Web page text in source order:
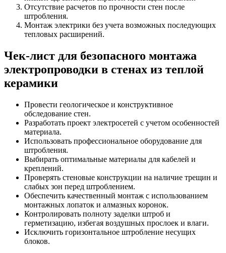
Отсутствие расчетов по прочности стен после
штробления.
Монтаж электрики без учета возможных последующих
тепловых расширений.
Чек-лист для безопасного монтажа
электропроводки в стенах из теплой
керамики
Провести геологическое и конструктивное
обследование стен.
Разработать проект электросетей с учетом особенностей
материала.
Использовать профессиональное оборудование для
штробления.
Выбирать оптимальные материалы для кабелей и
креплений.
Проверять стеновые конструкции на наличие трещин и
слабых зон перед штроблением.
Обеспечить качественный монтаж с использованием
монтажных лопаток и алмазных коронок.
Контролировать полноту заделки штроб и
герметизацию, избегая воздушных прослоек и влаги.
Исключить горизонтальное штробление несущих
блоков.